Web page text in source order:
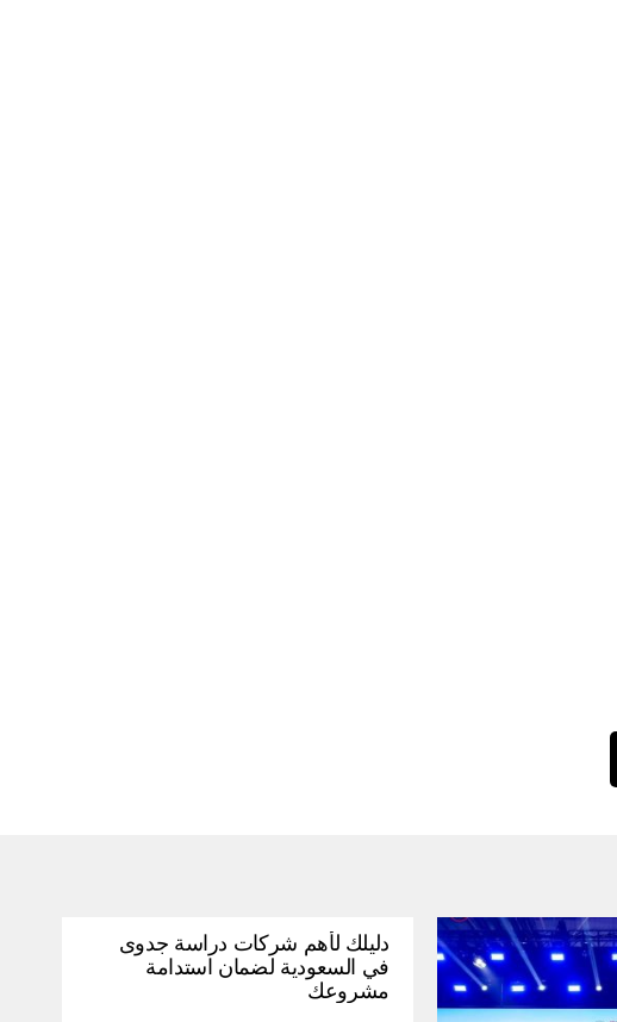
دليلك لأهم شركات دراسة جدوى
في السعودية لضمان استدامة
مشروعك